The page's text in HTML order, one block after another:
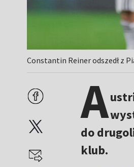
Constantin Reiner odszedł z
A
do
klub.